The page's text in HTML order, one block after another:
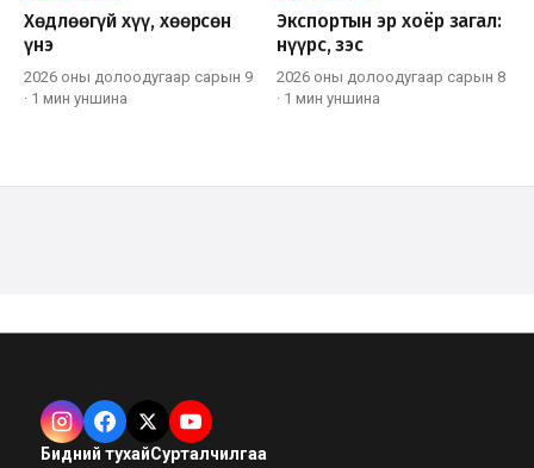
Хөдлөөгүй хүү, хөөрсөн
үнэ
2026 оны долоодугаар сарын 9
· 1 мин уншина
Экспортын эр хоёр загал:
нүүрс, зэс
2026 оны долоодугаар сарын 8
· 1 мин уншина
Бидний тухайСурталчилгаа